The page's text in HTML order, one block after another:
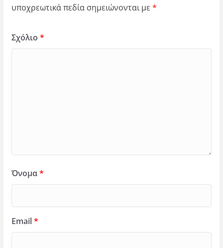
υποχρεωτικά πεδία σημειώνονται με *
Σχόλιο *
Όνομα*
Email*